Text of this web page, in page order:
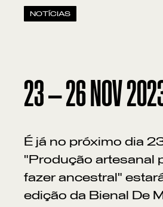
NOTÍCIAS
23—26 NOV
É já no próximo dia
"Produção artesanal
fazer ancestral"
edição da Bienal De